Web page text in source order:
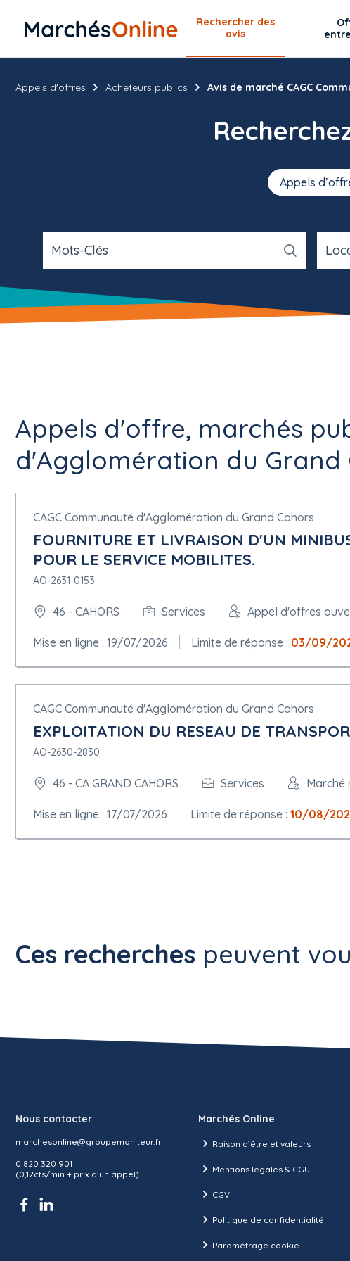
Rechercher des
avis
Appels
Mots-Clés
Appels d'offres Acheteurs publics Avis de marché CAGC
Appels d'offre, marchés
d'Agglomération du Grand
CAGC Communauté d'Agglomération du Grand Cahors
FOURNITURE ET LIVRAISON D'UN
POUR LE SERVICE MOBILITES.
AO-2631-0153
46 - CAHORS Services Appel d'offres
Mise en ligne : 19/07/2026 Limite de réponse : 03/09/
CAGC Communauté d'Agglomération du Grand Cahors
EXPLOITATION DU RESEAU DE
AO-2630-2830
46 - CA GRAND CAHORS Services Marché
Mise en ligne : 17/07/2026 Limite de réponse : 10/08/
Ces recherches peuvent
Nous contacter
marchesonline@groupemoniteur.fr
0 820 320 901
(0,12cts/min + prix d’un appel)
Marchés Online
Raison d’être et valeurs
Mentions légales & CGU
CGV
Politique de confidentialité
Paramétrage cookie